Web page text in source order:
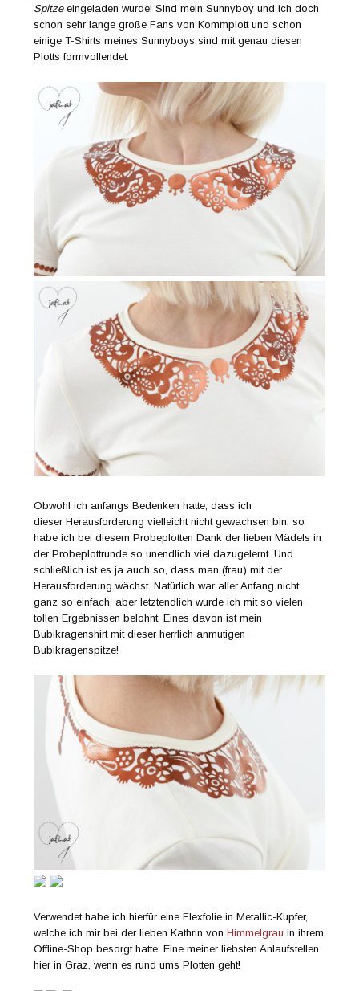
Spitzeeingeladen wurde! Sind mein Sunnyboy und ich doch
schon sehr lange große Fans von Kommplott und schon
einige T-Shirts meines Sunnyboys sind mit genau diesen
Plotts formvollendet.
Obwohl ich anfangs Bedenken hatte, dass ich
dieser Herausforderung vielleicht nicht gewachsen bin, so
habe ich bei diesem Probeplotten Dank der lieben Mädels in
der Probeplottrunde so unendlich viel dazugelernt. Und
schließlich ist es ja auch so, dass man (frau) mit der
Herausforderung wächst. Natürlich war aller Anfang nicht
ganz so einfach, aber letztendlich wurde ich mit so vielen
tollen Ergebnissen belohnt. Eines davon ist mein
Bubikragenshirt mit dieser herrlich anmutigen
Bubikragenspitze!
Verwendet habe ich hierfür eine Flexfolie in Metallic-Kupfer,
welche ich mir bei der lieben Kathrin vonHimmelgrau in ihrem
Offline-Shop besorgt hatte. Eine meiner liebsten Anlaufstellen
hier in Graz, wenn es rund ums Plotten geht!